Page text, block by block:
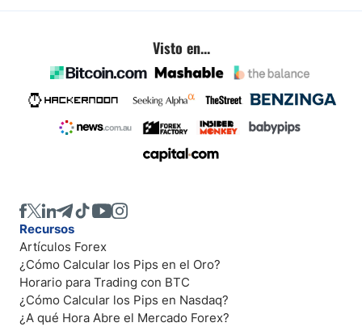
Visto en...
Recursos
Artículos Forex
¿Cómo Calcular los Pips en el Oro?
Horario para Trading con BTC
¿Cómo Calcular los Pips en Nasdaq?
¿A qué Hora Abre el Mercado Forex?